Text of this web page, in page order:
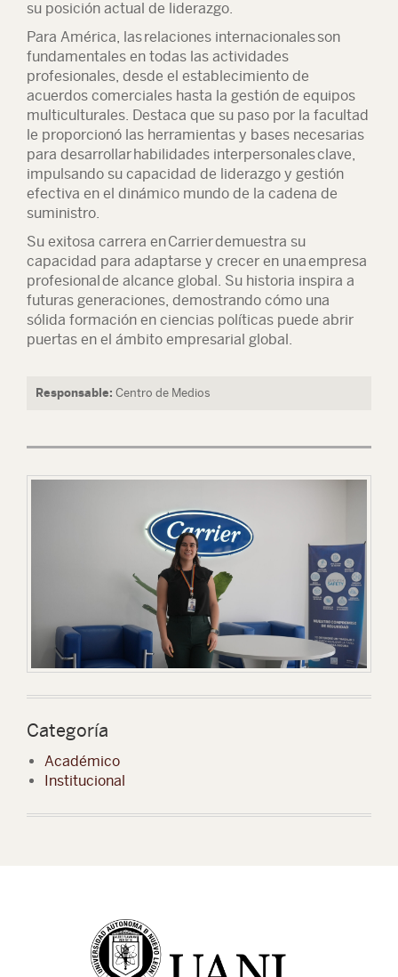
su posición actual de liderazgo.
Para América, lasrelaciones internacionalesson
fundamentales en todas las actividades
profesionales, desde el establecimiento de
acuerdos comerciales hasta la gestión de equipos
multiculturales. Destaca que su paso por la facultad
le proporcionó las herramientas y bases necesarias
para desarrollarhabilidades interpersonalesclave,
impulsando su capacidad de liderazgo y gestión
efectiva en el dinámico mundo de la cadena de
suministro.
Su exitosa carrera enCarrierdemuestra su
capacidad para adaptarse y crecer en unaempresa
profesionalde alcance global. Su historia inspira a
futuras generaciones, demostrando cómo una
sólida formación en ciencias políticas puede abrir
puertas en el ámbito empresarial global.
Responsable: Centro de Medios
Categoría
Académico
Institucional